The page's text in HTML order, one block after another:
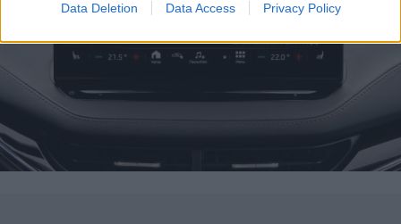
Data Deletion Data Access Privacy Policy